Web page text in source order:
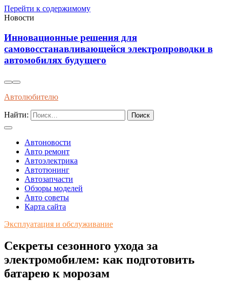
Перейти к содержимому
Новости
Установка виброизоляции под капот для
уменьшения шумов и повышения комфорта в
автомобиле
Автолюбителю
Найти:
Автоновости
Авто ремонт
Автоэлектрика
Автотюнинг
Автозапчасти
Обзоры моделей
Авто советы
Карта сайта
Эксплуатация и обслуживание
Секреты сезонного ухода за
электромобилем: как подготовить
батарею к морозам